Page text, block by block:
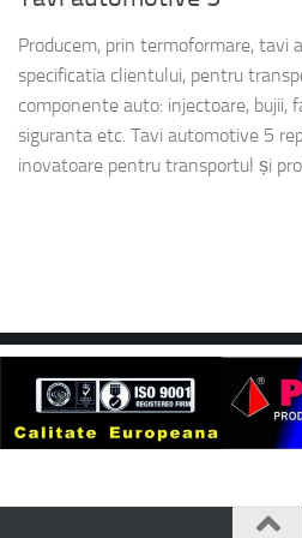
Producem, prin termoformare, tavi
specificatia clientului, pentru
componente auto: injectoare, bujii,
siguranta etc. Tavi automotive 5
inovatoare pentru transportul și